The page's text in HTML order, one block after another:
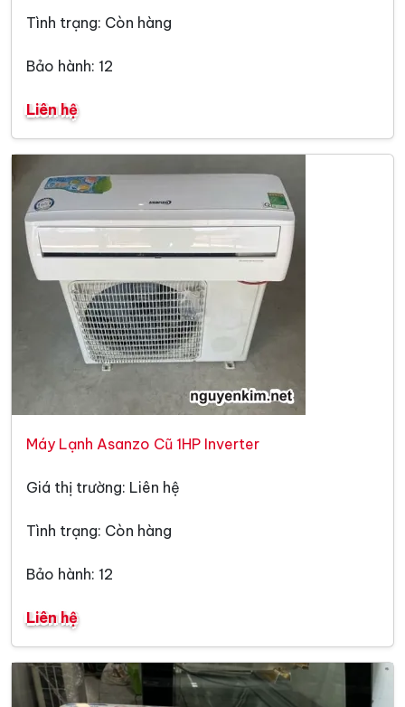
Tình trạng: Còn hàng
Bảo hành: 12
Liên hệ
Máy Lạnh Asanzo Cũ 1HP Inverter
Giá thị trường: Liên hệ
Tình trạng: Còn hàng
Bảo hành: 12
Liên hệ